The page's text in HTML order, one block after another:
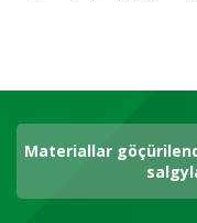
Materiallar